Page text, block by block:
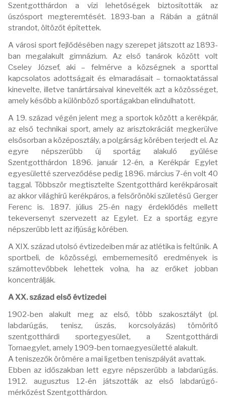
Szentgotthárdon a vízi lehetőségek biztosították az
úszósport megteremtését. 1893-ban a Rábán a gátnál
strandot, öltözőt építettek.
A városi sport fejlődésében nagy szerepet játszott az 1893-
ban megalakult gimnázium. Az első tanárok között volt
Cseley József, aki – felmérve a községnek a sporttal
kapcsolatos adottságait és elmaradásait – tornaoktatással
kinevelte, illetve tanártársaival kinevelték azt a közösséget,
amely később a különböző sportágakban elindulhatott.
A 19. század végén jelent meg a sportok között a kerékpár,
az első technikai sport, amely az arisztokráciát megkerülve
elsősorban a középosztály, a polgárság körében terjedt el. Az
egyre népszerűbb új sportág alakuló gyűlése
Szentgotthárdon 1896. január 12-én, a Kerékpár Egylet
egyesületté szerveződése pedig 1896. március 7-én volt 40
taggal. Többször megtisztelte Szentgotthárd kerékpárosait
az akkor világhírű kerékpáros, a felsőrönöki születésű Gerger
Ferenc is. 1897. július 25-én nagy érdeklődés mellett
tekeversenyt szervezett az Egylet. Ez a sportág egyre
népszerűbb lett az ifjúság körében.
A XIX. század utolsó évtizedeiben már az atlétika is feltűnik. A
sportbeli, de közösségi, embernemesítő eredmények is
számottevőbbek lehettek volna, ha az erőket jobban
koncentrálják.
A XX. század első évtizedei
1902-ben alakult meg az első, több szakosztályt (pl.
labdarúgás, tenisz, úszás, korcsolyázás) tömörítő
szentgotthárdi sportegyesület, a Szentgotthárdi
Tornaegylet, amely 1909-ben tornaegyesületté alakult.
A teniszezők örömére a mai ligetben teniszpályát avattak.
Ebben az időszakban lett egyre népszerűbb a labdarúgás.
1912. augusztus 12-én játszották az első labdarúgó-
mérkőzést Szentgotthárdon.